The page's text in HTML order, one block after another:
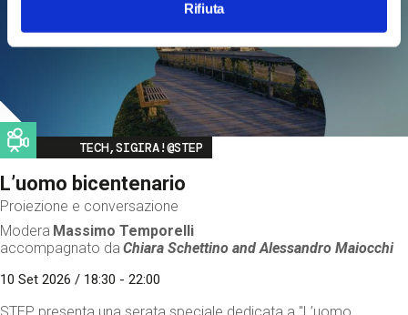
Rifiuta
Image
TECH,SIGIRA!@STEP
L’uomo bicentenario
Proiezione e conversazione
Modera Massimo Temporelli
accompagnato da Chiara Schettino andAlessandro Maiocchi
10 Set 2026 / 18:30 - 22:00